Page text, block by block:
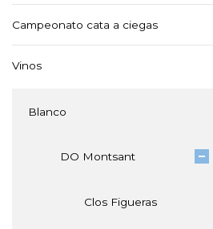
Campeonato cata a ciegas
Vinos
Blanco
DO Montsant
Clos Figueras